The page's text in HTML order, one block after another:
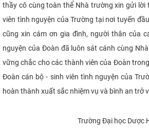
thầy cô cùng toàn thể Nhà trường xin gửi lời
viên tình nguyện của Trường tại nơi tuyến
cũng xin cám ơn gia đình, người thân của
nguyện của Đoàn đã luôn sát cánh cùng
vững chắc cho các thành viên của Đoàn
Đoàn cán bộ - sinh viên tình nguyện của
hoàn thành xuất sắc nhiệm vụ và bình an trở
Trường Đại học Dược